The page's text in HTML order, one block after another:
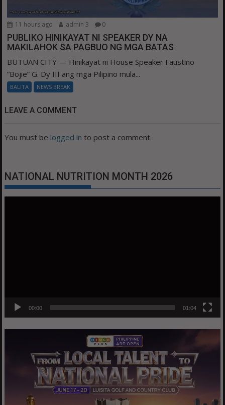
11 hours ago admin 3 0
PUBLIKO HINIKAYAT NI SPEAKER DY NA
MAKILAHOK SA PAGBUO NG MGA BATAS
BUTUAN CITY — Hinikayat ni House Speaker Faustino
“Bojie” G. Dy III ang mga Pilipino mula...
BALITA NEWS BREAK
LEAVE A COMMENT
You must be logged in to post a comment.
NATIONAL NUTRITION MONTH 2026
00:00 01:04